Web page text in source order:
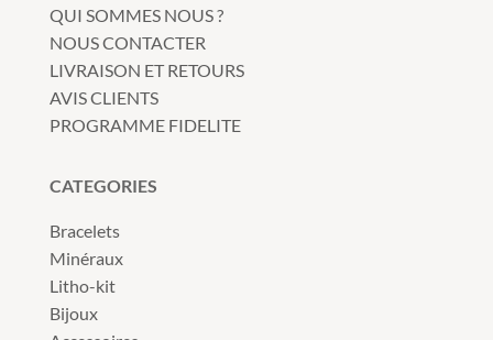
choisies
sur
page
QUI SOMMES NOUS ?
NOUS CONTACTER
LIVRAISON ET RETOURS
AVIS CLIENTS
PROGRAMME FIDELITE
CATEGORIES
Bracelets
Minéraux
Litho-kit
Bijoux